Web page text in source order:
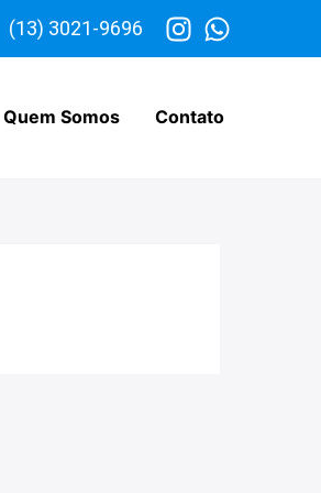
(13) 3021-9696
Quem Somos Contato